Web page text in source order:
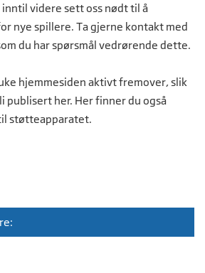
videre sett oss nødt til å
nye spillere. Ta gjerne kontakt med
du har spørsmål vedrørende dette.
hjemmesiden aktivt fremover, slik
publisert her. Her finner du også
støtteapparatet.